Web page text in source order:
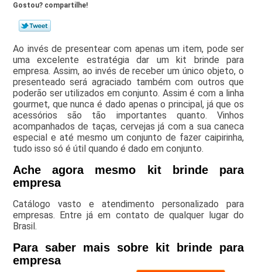
Gostou? compartilhe!
Ao invés de presentear com apenas um item, pode ser
uma excelente estratégia dar um kit brinde para
empresa. Assim, ao invés de receber um único objeto, o
presenteado será agraciado também com outros que
poderão ser utilizados em conjunto. Assim é com a linha
gourmet, que nunca é dado apenas o principal, já que os
acessórios são tão importantes quanto. Vinhos
acompanhados de taças, cervejas já com a sua caneca
especial e até mesmo um conjunto de fazer caipirinha,
tudo isso só é útil quando é dado em conjunto.
Ache agora mesmo kit brinde para
empresa
Catálogo vasto e atendimento personalizado para
empresas. Entre já em contato de qualquer lugar do
Brasil.
Para saber mais sobre kit brinde para
empresa